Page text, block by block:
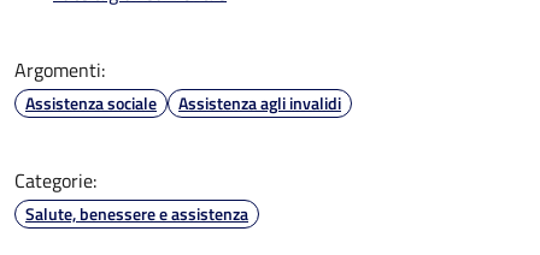
Argomenti:
Assistenza sociale Assistenza agli invalidi
Categorie:
Salute, benessere e assistenza